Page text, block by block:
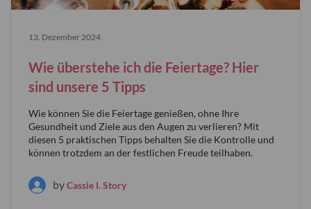
13. Dezember 2024
Wie überstehe ich die Feiertage? Hier
sind unsere 5 Tipps
Wie können Sie die Feiertage genießen, ohne Ihre
Gesundheit und Ziele aus den Augen zu verlieren? Mit
diesen 5 praktischen Tipps behalten Sie die Kontrolle und
können trotzdem an der festlichen Freude teilhaben.
byCassie I. Story